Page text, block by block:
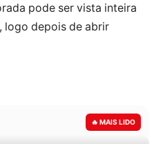
pode ser vista inteira
logo depois de abrir